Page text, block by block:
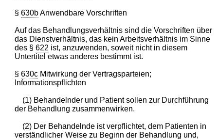
§630bAnwendbare Vorschriften
Auf das Behandlungsverhältnis sind die Vorschriften über
das Dienstverhältnis, das kein Arbeitsverhältnis im Sinne
des §622 ist, anzuwenden, soweit nicht in diesem
Untertitel etwas anderes bestimmt ist.
§630c Mitwirkung der Vertragsparteien;
Informationspflichten
(1) Behandelnder und Patient sollen zur Durchführung
der Behandlung zusammenwirken.
(2) Der Behandelnde ist verpflichtet, dem Patienten in
verständlicher Weise zu Beginn der Behandlung und,